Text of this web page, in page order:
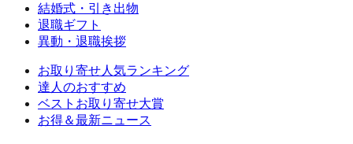
結婚式・引き出物
退職ギフト
異動・退職挨拶
お取り寄せ人気ランキング
達人のおすすめ
ベストお取り寄せ大賞
お得＆最新ニュース